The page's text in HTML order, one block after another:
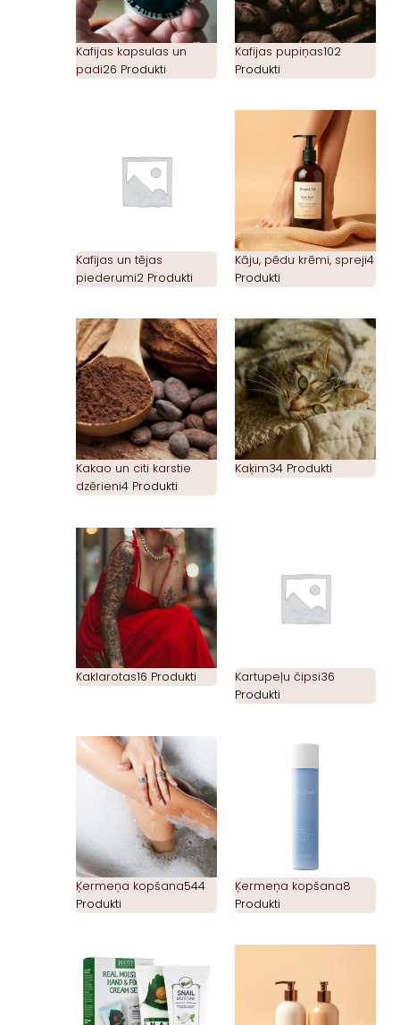
Kafijas kapsulas un
padi26 Produkti
Kafijas pupiņas102
Produkti
Kafijas un tējas
piederumi2 Produkti
Kāju, pēdu krēmi, spreji4
Produkti
Kakao un citi karstie
dzērieni4 Produkti
Kaķim34 Produkti
Kaklarotas16 Produkti Kartupeļu čipsi36
Produkti
Ķermeņa kopšana544
Produkti
Ķermeņa kopšana8
Produkti